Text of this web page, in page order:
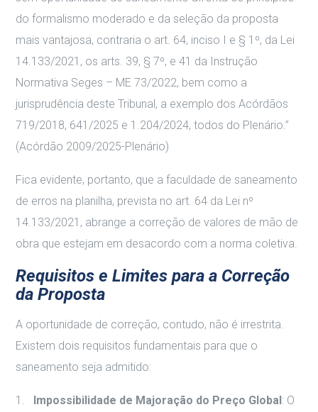
do formalismo moderado e da seleção da proposta
mais vantajosa, contraria o art. 64, inciso I e § 1º, da Lei
14.133/2021, os arts. 39, § 7º, e 41 da Instrução
Normativa Seges – ME 73/2022, bem como a
jurisprudência deste Tribunal, a exemplo dos Acórdãos
719/2018, 641/2025 e 1.204/2024, todos do Plenário.”
(Acórdão 2009/2025-Plenário)
Fica evidente, portanto, que a faculdade de saneamento
de erros na planilha, prevista no art. 64 da Lei nº
14.133/2021, abrange a correção de valores de mão de
obra que estejam em desacordo com a norma coletiva.
Requisitos e Limites para a Correção
da Proposta
A oportunidade de correção, contudo, não é irrestrita.
Existem dois requisitos fundamentais para que o
saneamento seja admitido:
Impossibilidade de Majoração do Preço Global: O